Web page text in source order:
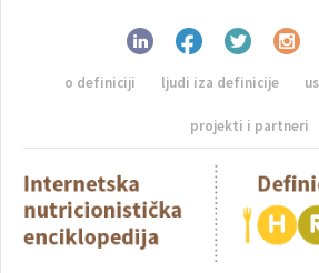
o definiciji ljudi iza definicije
projekti i partneri